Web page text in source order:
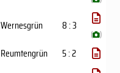
Wernesgrün 8 : 3
( )
Reumtengrün
5 : 2